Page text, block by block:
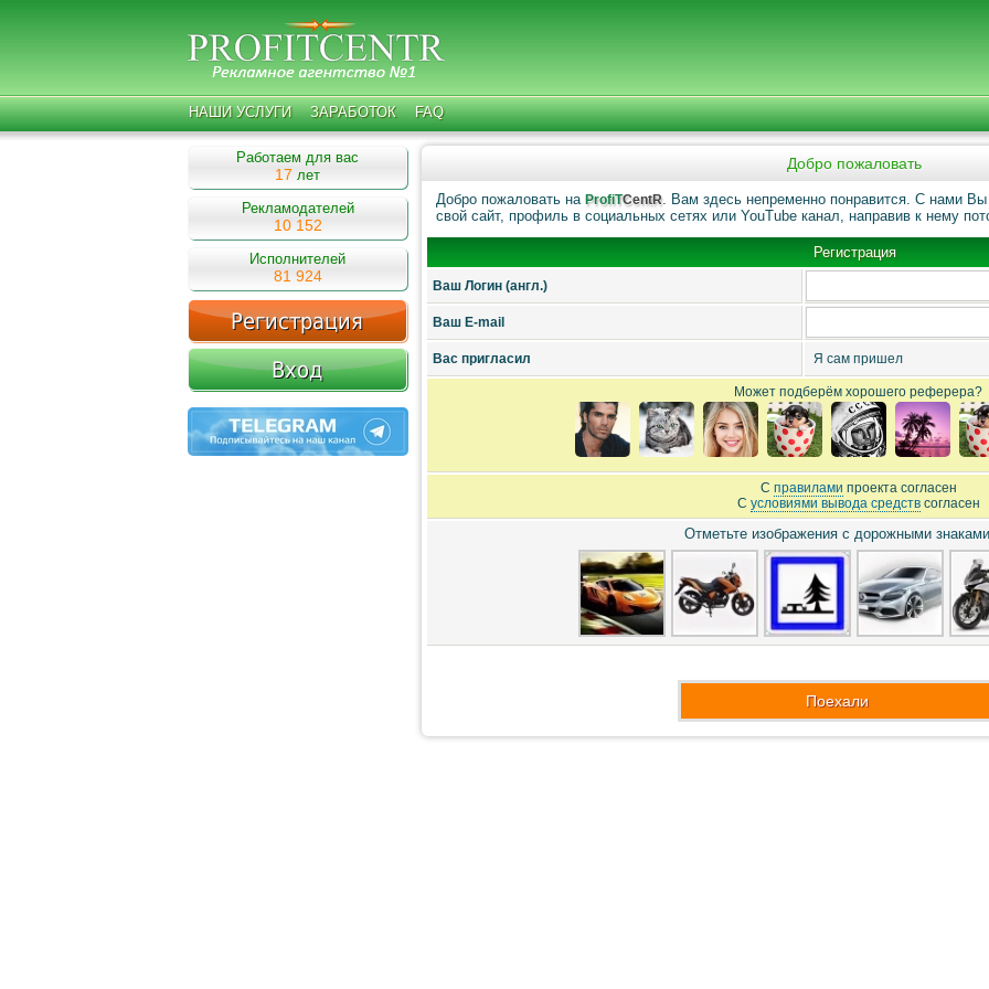
НАШИ УСЛУГИ ЗАРАБОТОК FAQ
Работаем для вас
17 лет
Рекламодателей
10 152
Исполнителей
81 924
Добро пожаловать
Добро пожаловать на ProfiTCentR. Вам здесь непременно понравится. C нами Вы
свой сайт, профиль в социальных сетях или YouTube канал, направив к нему
Регистрация
Ваш Логин (англ.)
Ваш E-mail
Ваc пригласил Я сам пришел
Может подберём хорошего реферера?
С правилами проекта согласен
С условиями вывода средствсогласен
Отметьте изображения с дорожными
Поехали